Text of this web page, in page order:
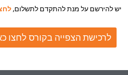
יש להירשם על מנת להתקדם לתשלום,
לרכישת הצפייה בקורס לחצו